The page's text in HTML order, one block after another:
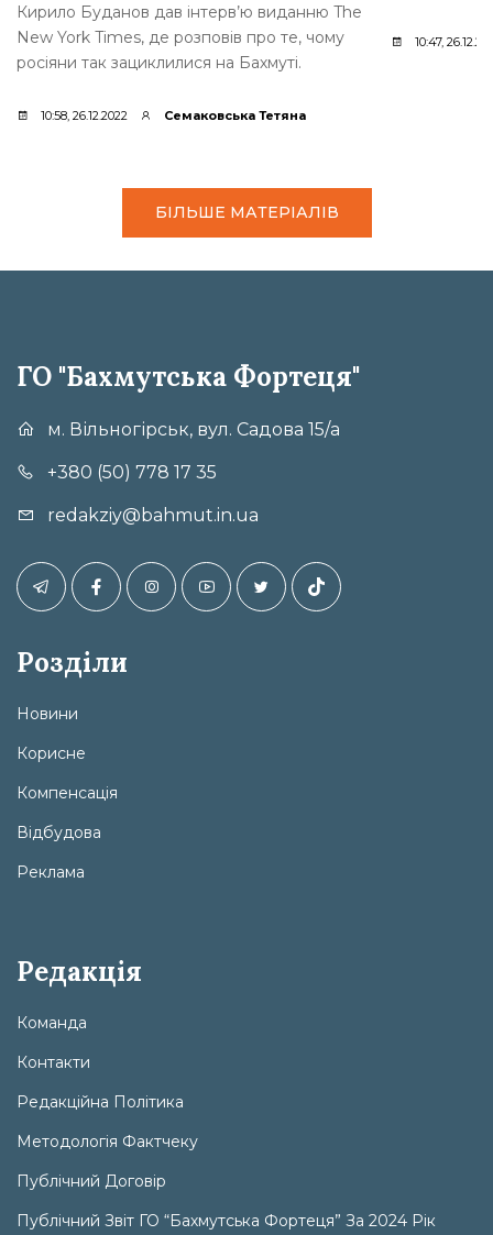
Кирило Буданов дав інтерв’ю виданню The
New York Times, де розповів про те, чому
росіяни так зациклилися на Бахмуті.
10:58, 26.12.2022 Семаковська Тетяна
10:47,
БІЛЬШЕ МАТЕРІАЛІВ
ГО "Бахмутська Фортеця"
м. Вільногірськ, вул. Садова 15/а
+380 (50) 778 17 35
redakziy@bahmut.in.ua
Розділи
Новини
Корисне
Компенсація
Відбудова
Реклама
Редакція
Команда
Контакти
Редакційна Політика
Методологія Фактчеку
Публічний Договір
Публічний Звіт ГО “Бахмутська Фортеця” За 2024 Рік